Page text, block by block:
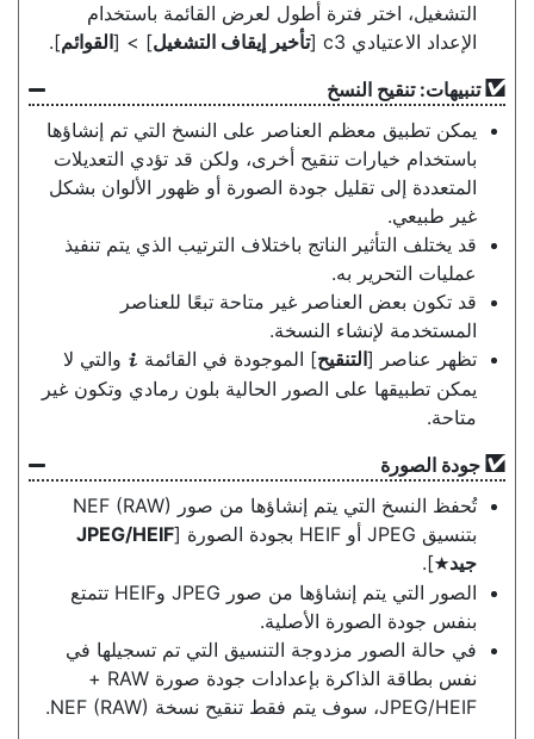
التشغيل، اختر فترة أطول لعرض القائمة باستخدام
الإعداد الاعتيادي c3 [
تأخير إيقاف التشغيل] > [القوائم].
تنبيهات: تنقيح النسخ
يمكن تطبيق معظم العناصر على النسخ التي تم إنشاؤها
باستخدام خيارات تنقيح أخرى، ولكن قد تؤدي التعديلات
المتعددة إلى تقليل جودة الصورة أو ظهور الألوان بشكل
غير طبيعي.
قد يختلف التأثير الناتج باختلاف الترتيب الذي يتم تنفيذ
عمليات التحرير به.
قد تكون بعض العناصر غير متاحة تبعًا للعناصر
المستخدمة لإنشاء النسخة.
تظهر عناصر [التنقيح] الموجودة في القائمة i والتي لا
يمكن تطبيقها على الصور الحالية بلون رمادي وتكون غير
متاحة.
جودة الصورة
تُحفظ النسخ التي يتم إنشاؤها من صور NEF (RAW)‎
بتنسيق JPEG أو HEIF بجودة الصورة [
JPEG/HEIF
جيدm
].
الصور التي يتم إنشاؤها من صور JPEG وHEIF تتمتع
بنفس جودة الصورة الأصلية.
في حالة الصور مزدوجة التنسيق التي تم تسجيلها في
نفس بطاقة الذاكرة بإعدادات جودة صورة RAW ‏+
JPEG/HEIF، سوف يتم فقط تنقيح نسخة NEF (RAW)‎.